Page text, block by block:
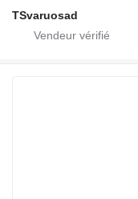
TSvaruosad